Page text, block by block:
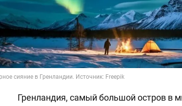
сияние в Гренландии. Источник: Freepik
Гренландия, самый большой остров в